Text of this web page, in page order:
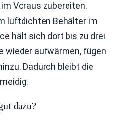
Voraus zubereiten.
luftdichten Behälter im
hält sich dort bis zu drei
wieder aufwärmen, fügen
Dadurch bleibt die
dazu?